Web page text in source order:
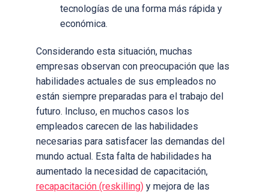
tecnologías de una forma más rápida y
económica.
Considerando esta situación, muchas
empresas observan con preocupación que las
habilidades actuales de sus empleados no
están siempre preparadas para el trabajo del
futuro. Incluso, en muchos casos los
empleados carecen de las habilidades
necesarias para satisfacer las demandas del
mundo actual. Esta falta de habilidades ha
aumentado la necesidad de capacitación,
recapacitación (reskilling) y mejora de las